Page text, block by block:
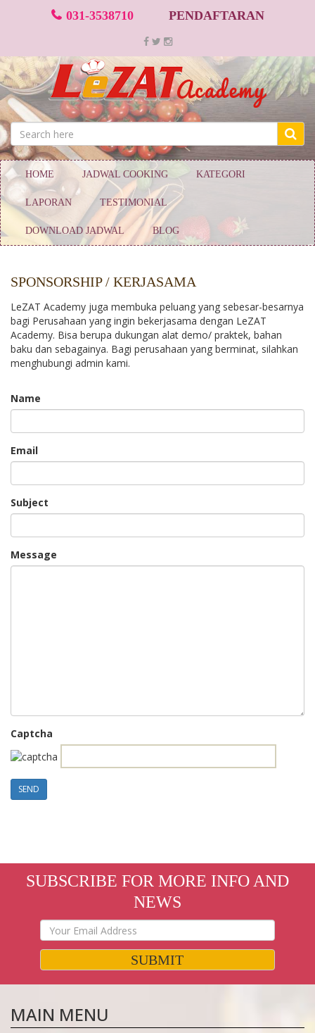
031-3538710 PENDAFTARAN
HOME JADWAL COOKING KATEGORI
LAPORAN TESTIMONIAL
DOWNLOAD JADWAL BLOG
SPONSORSHIP / KERJASAMA
LeZAT Academy juga membuka peluang yang sebesar-besarnya
bagi Perusahaan yang ingin bekerjasama dengan LeZAT
Academy. Bisa berupa dukungan alat demo/ praktek, bahan
baku dan sebagainya. Bagi perusahaan yang berminat, silahkan
menghubungi admin kami.
Name
Email
Subject
Message
Captcha
SEND
SUBSCRIBE FOR MORE INFO AND
NEWS
SUBMIT
MAIN MENU